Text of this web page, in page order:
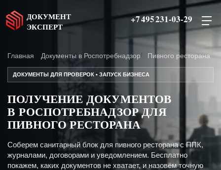
ДОКУМЕНТ
ЭКСПЕРТ
+7 495 231-03-29
Главная Документы в Роспотребнадзор Пивного ресторана
ДОКУМЕНТЫ ДЛЯ ПРОВЕРОК • ЗАПУСК БИЗНЕСА
ПОЛУЧЕНИЕ ДОКУМЕНТОВ
В РОСПОТРЕБНАДЗОР ДЛЯ
ПИВНОГО РЕСТОРАНА
Соберем санитарный блок для пивного ресторана с ППК,
журналами, договорами и уведомлением. Бесплатно
покажем, каких документов не хватает, и назовём точную